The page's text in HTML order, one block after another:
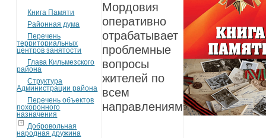
Книга Памяти
Районная дума
Перечень
территориальных
центров занятости
Глава Кильмезского
района
Структура
Администрации района
Перечень объектов
похоронного
назначения
Добровольная
народная дружина
Мордовия
оперативно
отрабатывает
проблемные
вопросы
жителей по
всем
направлениям